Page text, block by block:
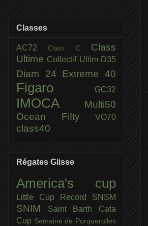
Classes
AC72Class C Class
Ultime Collectif Ultim D35
Diam 24 Extreme 40
Figaro GC32
IMOCA
Multi50
Ocean Fifty
VO70
class40
Régates Glisse
America's cup
Little Cup Record SNSM
SNIM
Saint Barth Cata
Cup Semaine de Porquerolles